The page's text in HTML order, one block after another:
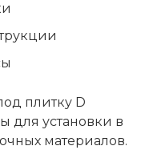
плитку D
для установки в
материалов.